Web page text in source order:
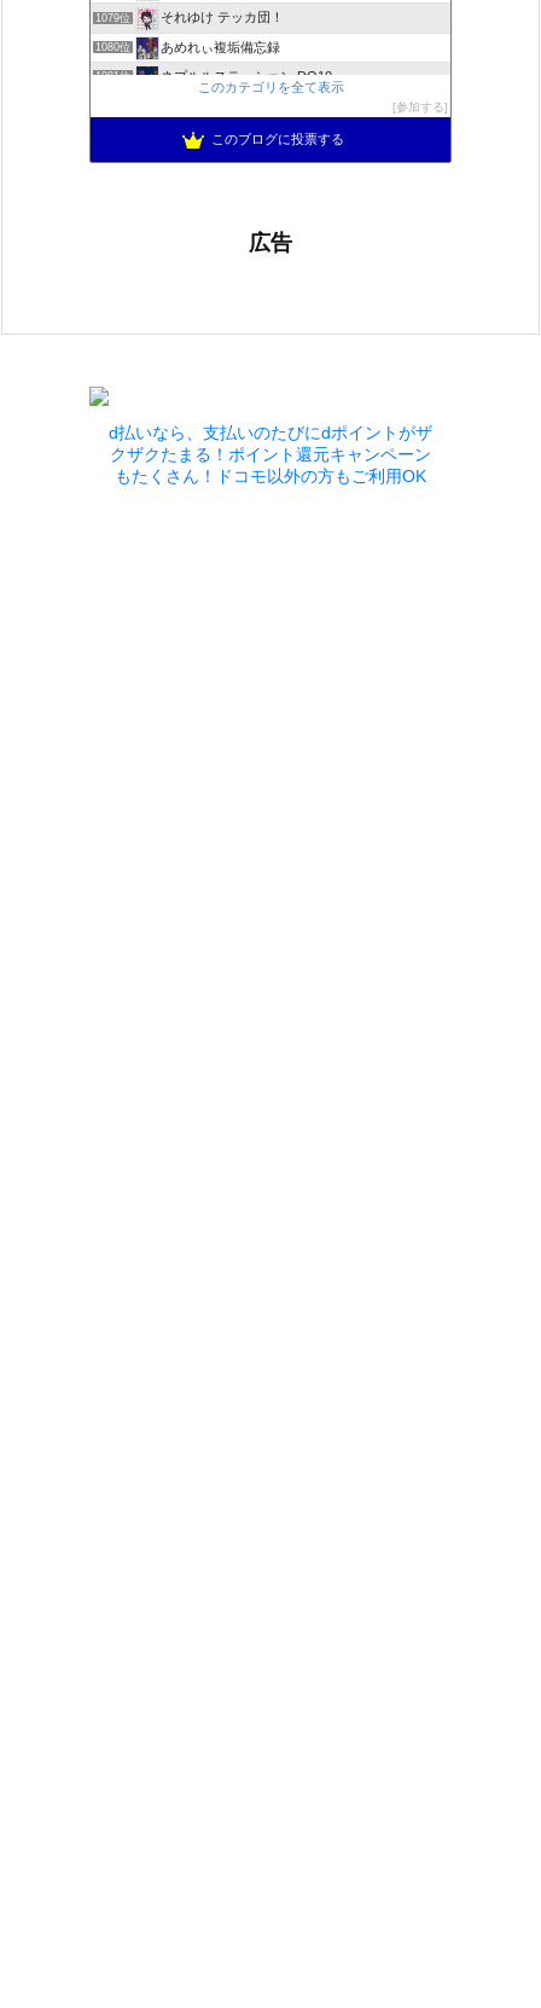
1079位 それゆけ テッカ団！
1080位 あめれぃ複垢備忘録
1081位 ネプルルステーション DQ10
アリアドネからのお便り『Aria de nouvelles』
ぽんこつゲーマーのひみつきち
このカテゴリを全て表示
参加する
このブログに投票する
広告
d払いなら、支払いのたびにdポイントがザ
クザクたまる！ポイント還元キャンペーン
もたくさん！ドコモ以外の方もご利用OK